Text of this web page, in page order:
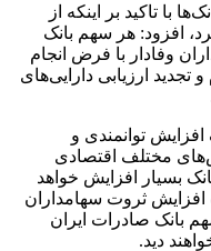
با تاکید بر اینکه از
افزود: هر سهم بانک
وفادار با فرض انجام
ارزیابی دارایی‌های
توانمندی و
مختلف اقتصادی
بسیار افزایش خواهد
افزایش ثروت سهامداران
بانک صادرات ایران
دید.